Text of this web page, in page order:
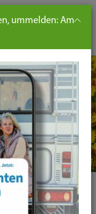
DE
ummelden: Am